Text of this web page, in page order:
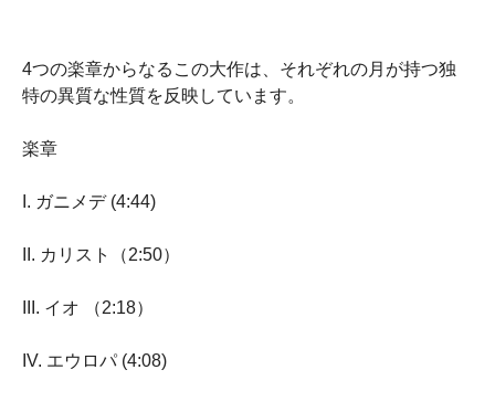
4つの楽章からなるこの大作は、それぞれの月が持つ独
特の異質な性質を反映しています。
楽章
I. ガニメデ (4:44)
II. カリスト（2:50）
III. イオ （2:18）
IV. エウロパ (4:08)